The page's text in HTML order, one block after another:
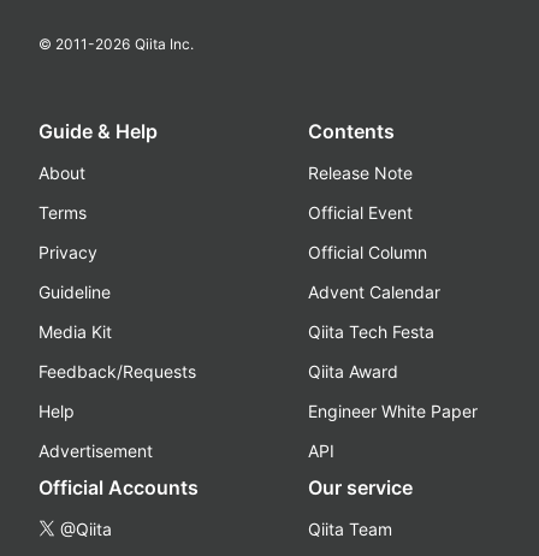
© 2011-2026 Qiita Inc.
Guide & Help
About
Terms
Privacy
Guideline
Media Kit
Feedback/Requests
Help
Advertisement
Contents
Release Note
Official Event
Official Column
Advent Calendar
Qiita Tech Festa
Qiita Award
Engineer White Paper
API
Official Accounts
@Qiita
Our service
Qiita Team